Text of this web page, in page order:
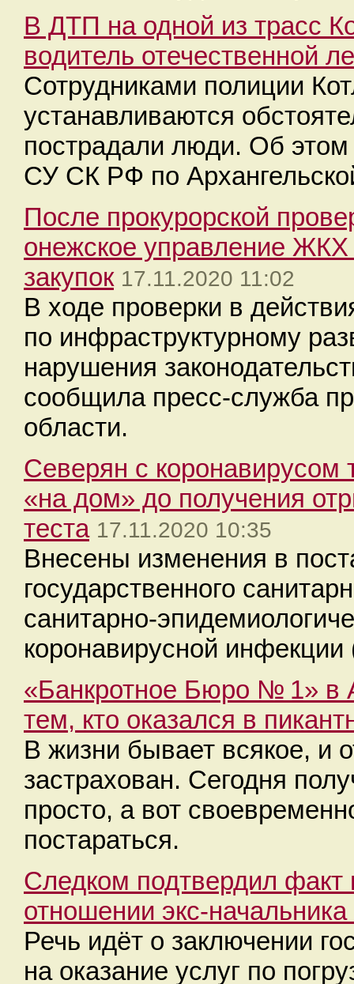
В ДТП на одной из трасс
водитель отечественной
Сотрудниками полиции
устанавливаются
пострадали люди. Об
СУ СК РФ по
После прокурорской
онежское управление
закупок 17.11.2020 11:02
В ходе проверки в
по инфраструктурному
нарушения
сообщила пресс-служба
области.
Северян с коронавирусом
«на дом» до получения
теста 17.11.2020 10:35
Внесены изменения в
государственного
санитарно-
коронавирусной инфекции
«Банкротное Бюро № 1» в
тем, кто оказался в
В жизни бывает всякое, и
застрахован. Сегодня
просто, а вот
постараться.
Следком подтвердил факт
отношении экс-
Речь идёт о заключении
на оказание услуг по